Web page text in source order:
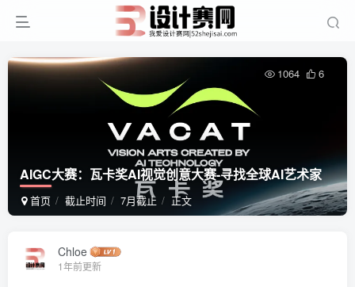
AIGC大赛：瓦卡奖AI视觉创意大赛-寻找全球AI艺术家
首页 截止时间 7月截止 正文
1064 6
Chloe
1年前更新